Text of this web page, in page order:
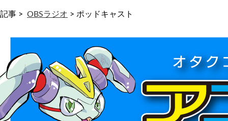
記事 > OBSラジオ > ポッドキャスト